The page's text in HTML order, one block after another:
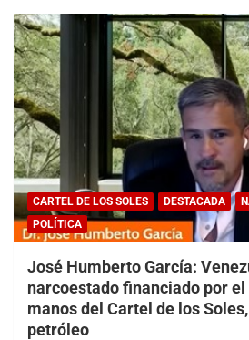
CARTEL DE LOS SOLES DESTACADA
POLÍTICA
José Humberto García:
narcoestado financiado por
manos del Cartel de los
petróleo